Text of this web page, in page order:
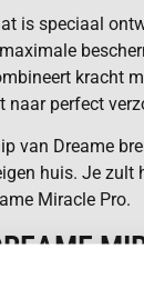
is speciaal
kracht
naar perfect
van Dreame
huis. Je zult
Miracle Pro.